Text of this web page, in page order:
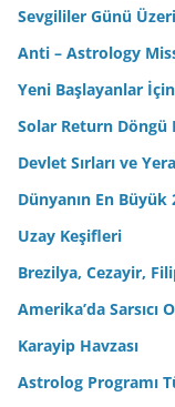
Sevgililer Günü
Anti – Astrology
Yeni Başlayanlar
Solar Return Döngü
Devlet Sırları ve
Dünyanın En Büyük
Uzay Keşifleri
Brezilya, Cezayir,
Amerika’da Sarsıcı
Karayip Havzası
Astrolog Programı